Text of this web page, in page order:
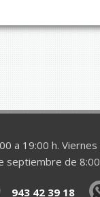
a 19:00 h. Viernes
septiembre de 8:00
943 42 39 18